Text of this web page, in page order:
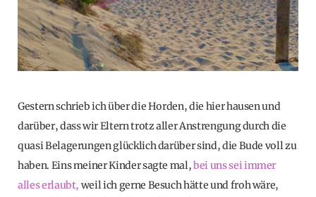
Gestern schrieb ich über die Horden, die hier hausen und
darüber, dass wir Eltern trotz aller Anstrengung durch die
quasi Belagerungen glücklich darüber sind, die Bude voll zu
haben. Eins meiner Kinder sagte mal,bei uns sei immer
alles erlaubt, weil ich gerne Besuch hätte und froh wäre,